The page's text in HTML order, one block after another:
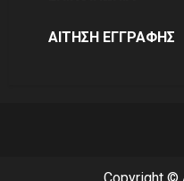
ΑΙΤΗΣΗ ΕΓΓΡΑΦΗΣ